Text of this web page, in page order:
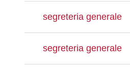
segreteria generale
segreteria generale